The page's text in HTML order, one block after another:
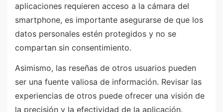
aplicaciones requieren acceso a la cámara del
smartphone, es importante asegurarse de que los
datos personales estén protegidos y no se
compartan sin consentimiento.
Asimismo, las reseñas de otros usuarios pueden
ser una fuente valiosa de información. Revisar las
experiencias de otros puede ofrecer una visión de
la precisión y la efectividad de la aplicación.